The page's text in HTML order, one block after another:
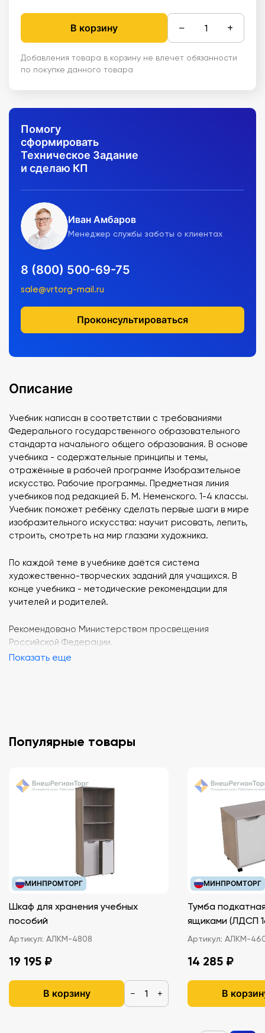
В корзину − +
Добавления товара в корзину не влечет обязанности
по покупке данного товара
Помогу
сформировать
Техническое Задание
и сделаю КП
Иван Амбаров
Менеджер службы заботы о клиентах
8 (800) 500-69-75
sale@vrtorg-mail.ru
Проконсультироваться
Описание
Учебник написан в соответствии с требованиями
Федерального государственного образовательного
стандарта начального общего образования. В основе
учебника - содержательные принципы и темы,
отражённые в рабочей программе Изобразительное
искусство. Рабочие программы. Предметная линия
учебников под редакцией Б. М. Неменского. 1-4 классы.
Учебник поможет ребёнку сделать первые шаги в мире
изобразительного искусства: научит рисовать, лепить,
строить, смотреть на мир глазами художника.
По каждой теме в учебнике даётся система
художественно-творческих заданий для учащихся. В
конце учебника - методические рекомендации для
учителей и родителей.
Рекомендовано Министерством просвещения
Российской Федерации.
Показать еще
Популярные товары
МИНПРОМТОРГ
Шкаф для хранения учебных
пособий
Артикул: АЛКМ-4808
19 195 ₽
В корзину − +
МИНПРОМТОРГ
Тумба
ящиками
Артикул: АЛКМ-
14 285 ₽
В